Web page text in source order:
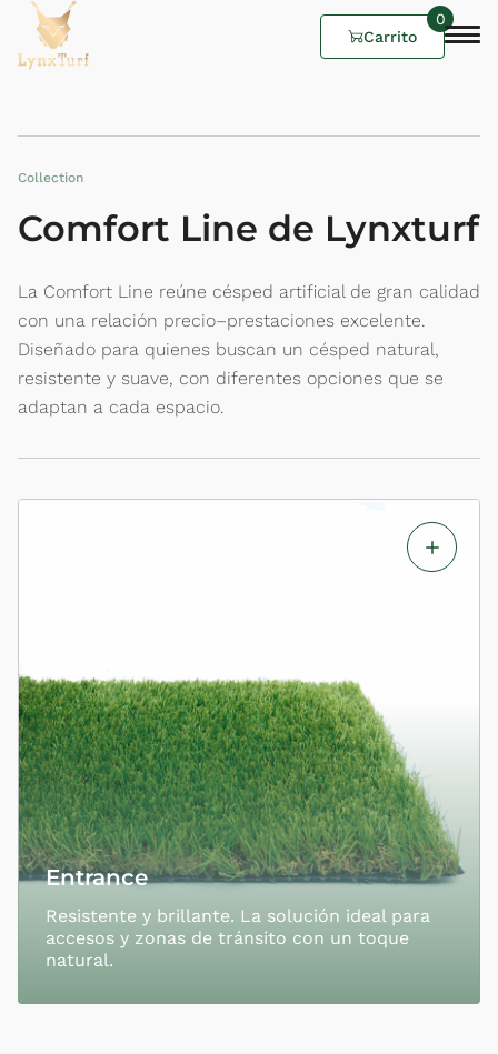
Carrito
0
Collection
Comfort Line de Lynxturf
La Comfort Line reúne césped artificial de gran calidad
con una relación precio–prestaciones excelente.
Diseñado para quienes buscan un césped natural,
resistente y suave, con diferentes opciones que se
adaptan a cada espacio.
Entrance
Resistente y brillante. La solución ideal para
accesos y zonas de tránsito con un toque
natural.